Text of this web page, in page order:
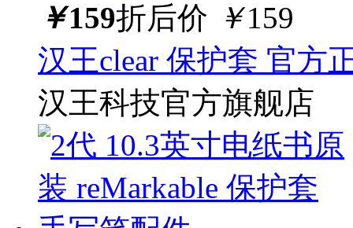
￥159折后价 ￥159
汉王clear 保护套 官方
汉王科技官方旗舰店